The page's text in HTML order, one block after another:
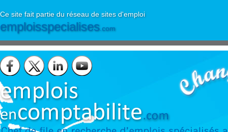
Ce site fait partie du réseau de sites d'emploi
emploisspecialises.com